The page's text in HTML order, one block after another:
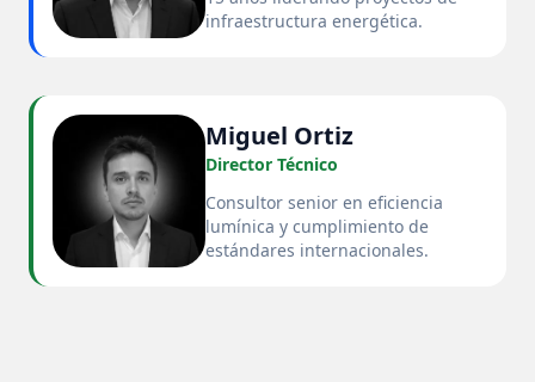
infraestructura energética.
Miguel Ortiz
Director Técnico
Consultor senior en eficiencia
lumínica y cumplimiento de
estándares internacionales.